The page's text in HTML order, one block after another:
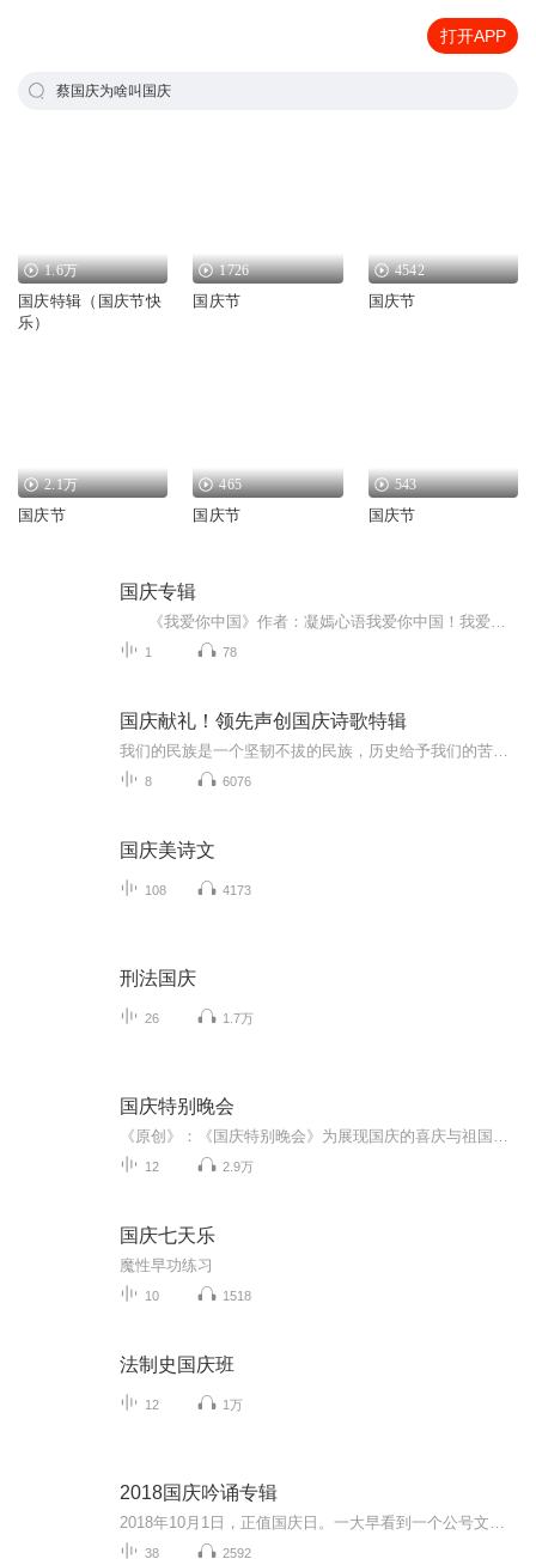
打开APP
蔡国庆为啥叫国庆
1.6万
国庆特辑（国庆节快
乐）
1726
国庆节
4542
国庆节
2.1万
国庆节
465
国庆节
543
国庆节
国庆专辑
1 78
国庆献礼！领先声创国庆诗歌特辑
8 6076
国庆美诗文
108 4173
刑法国庆
26 1.7万
国庆特别晚会
12 2.9万
国庆七天乐
魔性早功练习
10 1518
法制史国庆班
12 1万
2018国庆吟诵专辑
38 2592